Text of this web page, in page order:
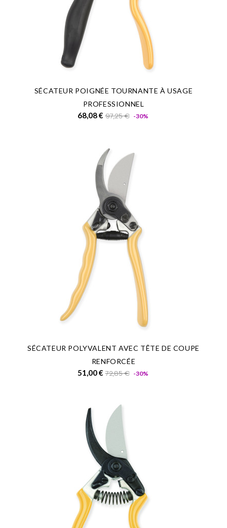
SÉCATEUR POIGNÉE TOURNANTE À USAGE
PROFESSIONNEL
68,08 € Prix
97,25 € -30%
SÉCATEUR POLYVALENT AVEC TÊTE DE COUPE
RENFORCÉE
51,00 € Prix
72,85 € -30%